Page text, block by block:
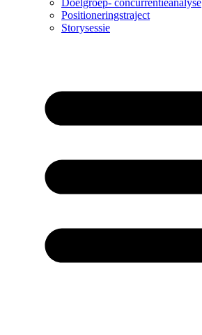
Positioneringstraject
Storysessie